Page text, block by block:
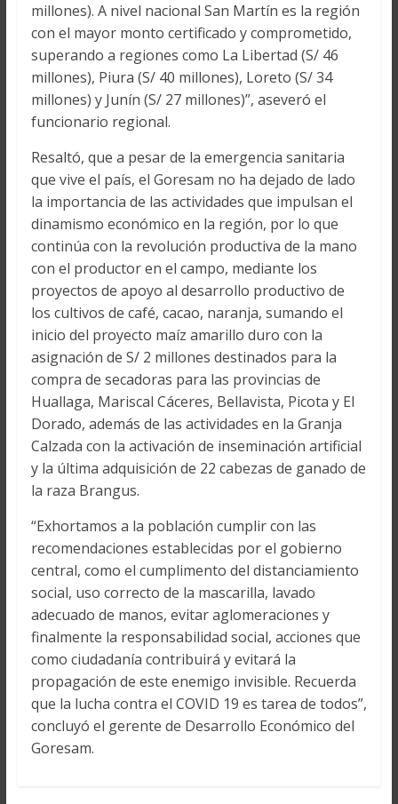
millones). A nivel nacional San Martín es la región
con el mayor monto certificado y comprometido,
superando a regiones como La Libertad (S/ 46
millones), Piura (S/ 40 millones), Loreto (S/ 34
millones) y Junín (S/ 27 millones)”, aseveró el
funcionario regional.
Resaltó, que a pesar de la emergencia sanitaria
que vive el país, el Goresam no ha dejado de lado
la importancia de las actividades que impulsan el
dinamismo económico en la región, por lo que
continúa con la revolución productiva de la mano
con el productor en el campo, mediante los
proyectos de apoyo al desarrollo productivo de
los cultivos de café, cacao, naranja, sumando el
inicio del proyecto maíz amarillo duro con la
asignación de S/ 2 millones destinados para la
compra de secadoras para las provincias de
Huallaga, Mariscal Cáceres, Bellavista, Picota y El
Dorado, además de las actividades en la Granja
Calzada con la activación de inseminación artificial
y la última adquisición de 22 cabezas de ganado de
la raza Brangus.
“Exhortamos a la población cumplir con las
recomendaciones establecidas por el gobierno
central, como el cumplimento del distanciamiento
social, uso correcto de la mascarilla, lavado
adecuado de manos, evitar aglomeraciones y
finalmente la responsabilidad social, acciones que
como ciudadanía contribuirá y evitará la
propagación de este enemigo invisible. Recuerda
que la lucha contra el COVID 19 es tarea de todos”,
concluyó el gerente de Desarrollo Económico del
Goresam.